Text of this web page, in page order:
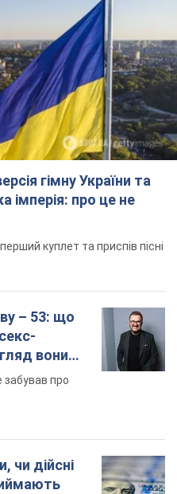
гімну України та
імперія: про це не
куплет та приспів пісні
– 53: що
вони
забував про
чи дійсні